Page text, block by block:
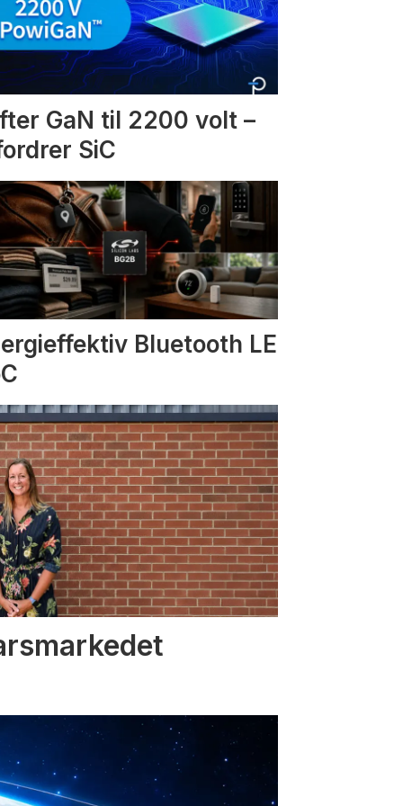
GaN til 2200 volt –
SiC
Bluetooth LE